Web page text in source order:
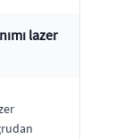
lazer